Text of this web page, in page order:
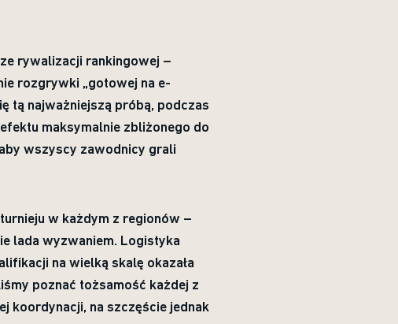
rywalizacji rankingowej –
rozgrywki „gotowej na e-
tą najważniejszą próbą, podczas
maksymalnie zbliżonego do
wszyscy zawodnicy grali
w każdym z regionów –
lada wyzwaniem. Logistyka
na wielką skalę okazała
poznać tożsamość każdej z
koordynacji, na szczęście jednak